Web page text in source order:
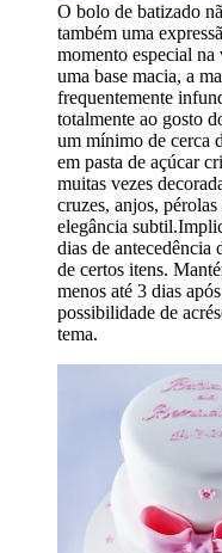
O bolo de batizado
também uma
momento especial
uma base macia, a
frequentemente
totalmente ao gosto
um mínimo de cerca
em pasta de açúcar
muitas vezes
cruzes, anjos,
elegância
dias de antecedência
de certos itens.
menos até 3 dias
possibilidade de
tema.